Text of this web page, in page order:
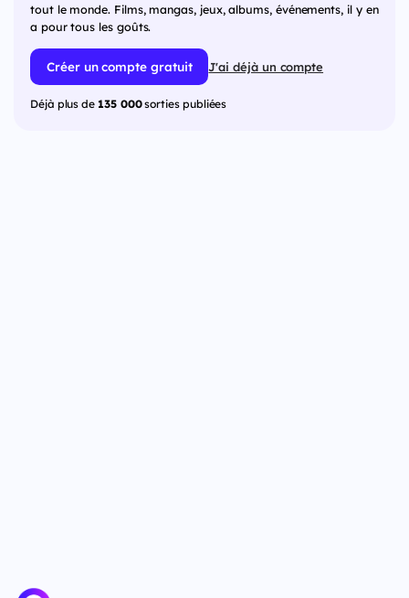
tout le monde. Films, mangas, jeux, albums, événements, il y en
a pour tous les goûts.
Créer un compte gratuit J'ai déjà un compte
Déjà plus de 135 000sorties publiées